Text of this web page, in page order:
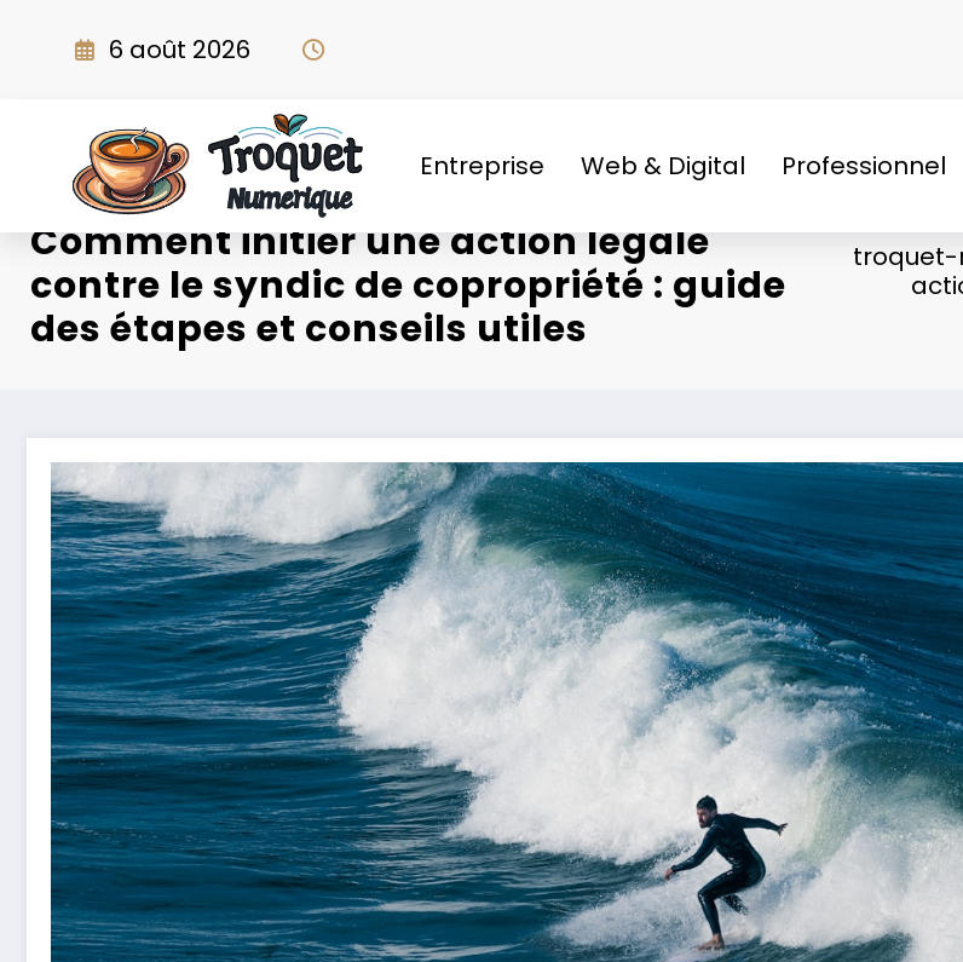
6 août 2026
Entreprise Web & Digital Professionnel
Comment initier une action légale
contre le syndic de copropriété : guide
des étapes et conseils utiles
troquet-